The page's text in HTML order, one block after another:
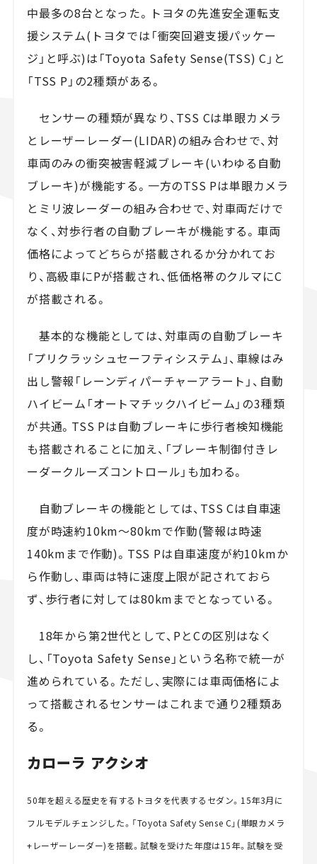
中最多の8台となった。トヨタの先進安全運転支
援システム(トヨタでは「衝突回避支援パッケー
ジ」と呼ぶ)は「Toyota Safety Sense(TSS) C」と
「TSS P」の2種類がある。
センサーの種類が異なり、TSS Cは単眼カメラ
とレーザーレーダー(LIDAR)の組み合わせで、対
車両のみの衝突被害軽減ブレーキ(いわゆる自動
ブレーキ)が機能する。一方のTSS Pは単眼カメラ
とミリ波レーダーの組み合わせで、対車両だけで
なく、対歩行者の自動ブレーキが機能する。車両
価格によってどちらが搭載されるか分かれてお
り、高級車にPが搭載され、低価格帯のクルマにC
が搭載される。
基本的な機能としては、対車両の自動ブレーキ
「プリクラッシュセーフティシステム」、車線はみ
出し警報「レーンディパーチャーアラート」、自動
ハイビーム「オートマチックハイビーム」の3種類
が共通。TSS Pは自動ブレーキに歩行者検知機能
も搭載されることに加え、「ブレーキ制御付きレ
ーダークルーズコントロール」も加わる。
自動ブレーキの機能としては、TSS Cは自車速
度が時速約10km～80kmで作動(警報は時速
140kmまで作動)。TSS Pは自車速度が約10kmか
ら作動し、車両は特に速度上限が記されておら
ず、歩行者に対しては80kmまでとなっている。
18年から第2世代として、PとCの区別はなく
し、「Toyota Safety Sense」という名称で統一が
進められている。ただし、実際には車両価格によ
って搭載されるセンサーはこれまで通り2種類あ
る。
カローラ アクシオ
50年を超える歴史を有するトヨタを代表するセダン。15年3月に
フルモデルチェンジした。「Toyota Safety Sense C」(単眼カメラ
+レーザーレーダー)を搭載。試験を受けた年度は15年。試験を受